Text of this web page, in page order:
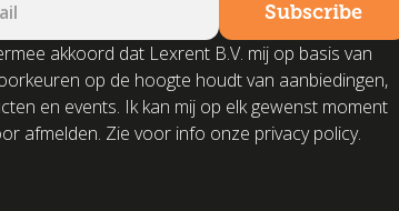
akkoord dat Lexrent B.V. mij op basis van
op de hoogte houdt van aanbiedingen,
en events. Ik kan mij op elk gewenst moment
afmelden. Zie voor info onze privacy policy.